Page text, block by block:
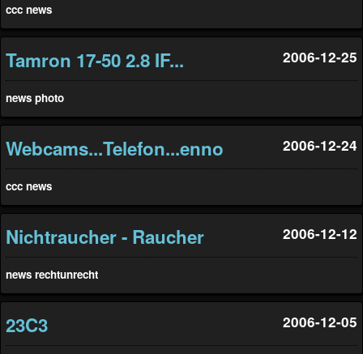
ccc news
Tamron 17-50 2.8 IF... 2006-12-25
news photo
Webcams...Telefon...enno 2006-12-24
ccc news
Nichtraucher - Raucher 2006-12-12
news rechtunrecht
23C3 2006-12-05